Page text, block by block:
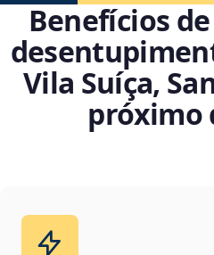
Benefícios
Vila Suíça,
próximo